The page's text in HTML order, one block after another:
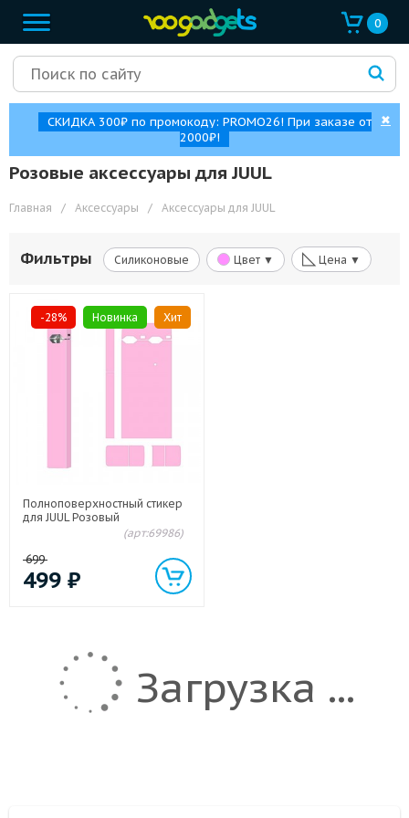
0
СКИДКА 300₽ по промокоду: PROMO26! При заказе от
2000₽!
✖
Розовые аксессуары для JUUL
Главная / Аксессуары / Аксессуары для JUUL
Фильтры Силиконовые Цвет ▼ ◺ Цена ▼
-28% Новинка Хит
Полноповерхностный стикер
для JUUL Розовый
(арт:69986)
699
499 ₽
Загрузка ...